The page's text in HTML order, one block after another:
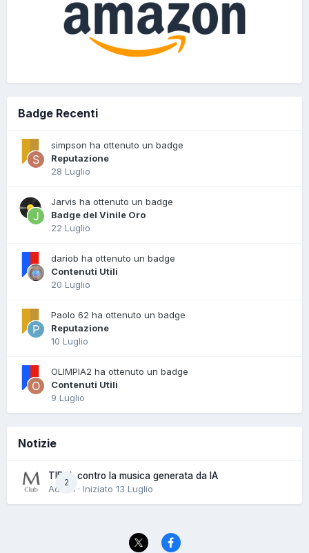
Badge Recenti
simpson ha ottenuto un badge
Reputazione
28 Luglio
Jarvis ha ottenuto un badge
Badge del Vinile Oro
22 Luglio
dariob ha ottenuto un badge
Contenuti Utili
20 Luglio
Paolo 62 ha ottenuto un badge
Reputazione
10 Luglio
OLIMPIA2 ha ottenuto un badge
Contenuti Utili
9 Luglio
Notizie
2
TIDAL contro la musica generata da IA
Admin · Iniziato 13 Luglio